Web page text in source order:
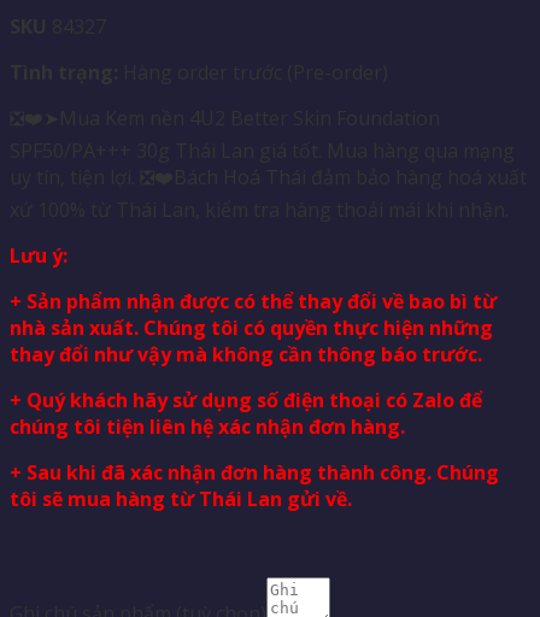
Lưu ý:
+ Sản phẩm nhận được có thể thay đổi về bao bì từ
nhà sản xuất. Chúng tôi có quyền thực hiện những
thay đổi như vậy mà không cần thông báo trước.
+ Quý khách hãy sử dụng số điện thoại có Zalo để
chúng tôi tiện liên hệ xác nhận đơn hàng.
+ Sau khi đã xác nhận đơn hàng thành công. Chúng
tôi sẽ mua hàng từ Thái Lan gửi về.